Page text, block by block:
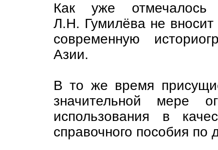
Как уже
Л.Н. Гумилёва не вносит
современную
Азии.
В то же время
значительной мере
использования в
справочного пособия по